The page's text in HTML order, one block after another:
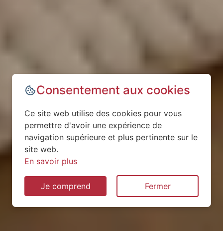
Consentement aux cookies
Ce site web utilise des cookies pour vous
permettre d'avoir une expérience de
navigation supérieure et plus pertinente sur le
site web.
En savoir plus
Je comprend Fermer